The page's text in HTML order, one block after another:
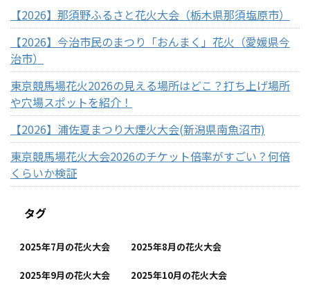
【2026】那須野ふるさと花火大会（栃木県那須塩原市）
【2026】今治市民のまつり「おんまく」花火（愛媛県今
治市）
東京競馬場花火2026の見える場所はどこ？打ち上げ場所
や穴場スポットを紹介！
【2026】浦佐夏まつり大煙火大会(新潟県南魚沼市)
東京競馬場花火大会2026のチケット倍率がすごい？何倍
くらいか検証
タグ
2025年7月の花火大会 2025年8月の花火大会
2025年9月の花火大会 2025年10月の花火大会